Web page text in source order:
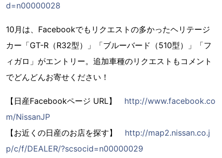
d=n00000028
10月は、Facebookでもリクエストの多かったヘリテージ
カー「GT-R（R32型）」「ブルーバード（510型）」「フ
ィガロ」がエントリー。追加車種のリクエストもコメント
でどんどんお寄せください！
【日産Facebookページ URL】 http://www.facebook.co
m/NissanJP
【お近くの日産のお店を探す】 http://map2.nissan.co.j
p/c/f/DEALER/?scsocid=n00000029